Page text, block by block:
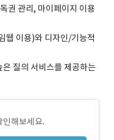
권 관리, 마이페이지 이용
웹 이용)와 디자인/기능적
질의 서비스를 제공하는
인해보세요.